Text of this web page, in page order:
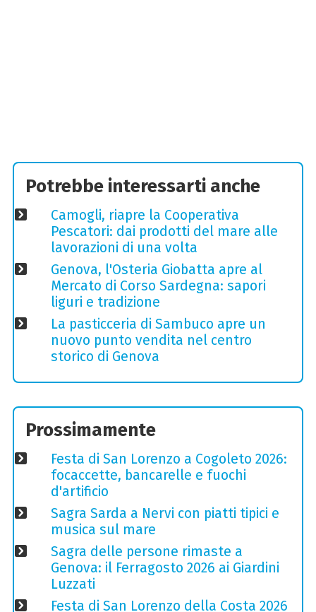
Potrebbe interessarti anche
Camogli, riapre la Cooperativa
Pescatori: dai prodotti del mare alle
lavorazioni di una volta
Genova, l'Osteria Giobatta apre al
Mercato di Corso Sardegna: sapori
liguri e tradizione
La pasticceria di Sambuco apre un
nuovo punto vendita nel centro
storico di Genova
Prossimamente
Festa di San Lorenzo a Cogoleto 2026:
focaccette, bancarelle e fuochi
d'artificio
Sagra Sarda a Nervi con piatti tipici e
musica sul mare
Sagra delle persone rimaste a
Genova: il Ferragosto 2026 ai Giardini
Luzzati
Festa di San Lorenzo della Costa 2026